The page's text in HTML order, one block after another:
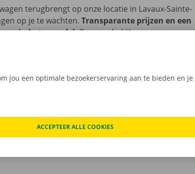
terugbrengt op onze locatie in Lavaux-Sainte-
op je te wachten. Transparante prijzen en een
in het vaandel.Daarom bekijken we op
Zo geraak je altijd veilig thuis.
jou een optimale bezoekerservaring aan te bieden en je
ACCEPTEER ALLE COOKIES